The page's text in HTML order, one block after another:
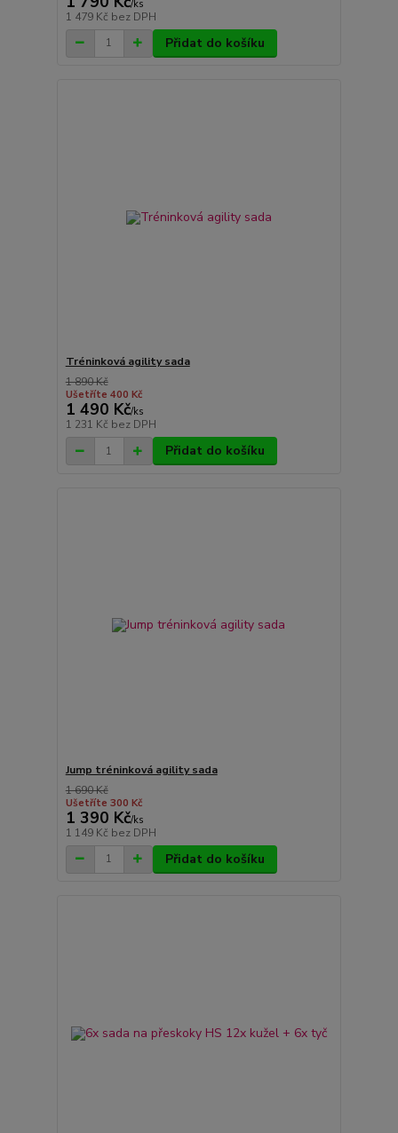
/ks
1 479 Kč bez DPH
Přidat do košíku
Tréninková agility sada
1 890 Kč
Ušetříte 400 Kč
1 490 Kč/ks
1 231 Kč bez DPH
Přidat do košíku
Jump tréninková agility sada
1 690 Kč
Ušetříte 300 Kč
1 390 Kč/ks
1 149 Kč bez DPH
Přidat do košíku